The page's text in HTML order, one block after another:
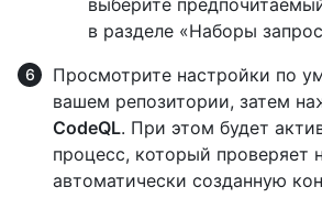
в разделе «Наборы
Просмотрите настройки по
вашем репозитории, затем
CodeQL. При этом будет
процесс, который проверяет
автоматически созданную